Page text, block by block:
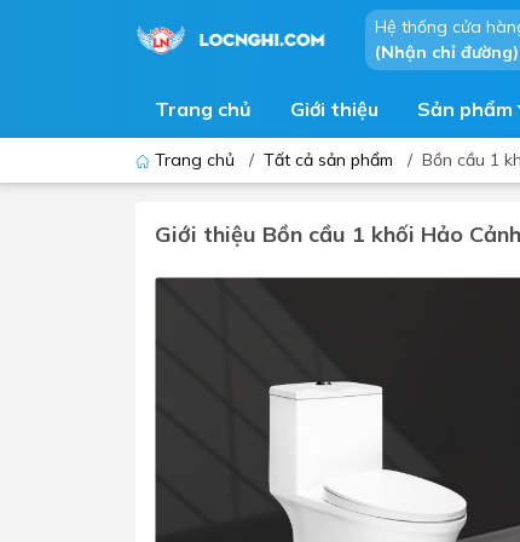
Hệ thống cửa
(Nhận chỉ đường)
Trang chủ Giới thiệu Sản phẩm
Lavabo tủ - Lavabo kính
Trang chủ / Tất cả sản phẩm / Bồn cầu 1
Giới thiệu Bồn cầu 1 khối Hảo